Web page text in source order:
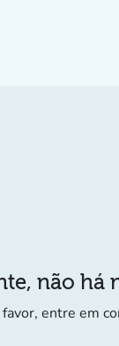
não há
favor, entre em